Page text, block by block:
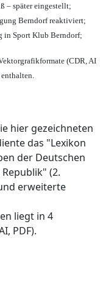
– später eingestellt;
Berndorf reaktiviert;
in Sport Klub Berndorf;
(CDR, AI
hier gezeichneten
das "Lexikon
der Deutschen
(2.
erweiterte
liegt in 4
PDF).